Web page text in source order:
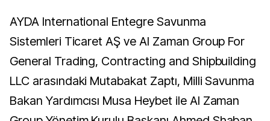
AYDA International Entegre Savunma
Sistemleri Ticaret AŞ ve Al Zaman Group For
General Trading, Contracting and Shipbuilding
LLC arasındaki Mutabakat Zaptı, Milli Savunma
Bakan Yardımcısı Musa Heybet ile Al Zaman